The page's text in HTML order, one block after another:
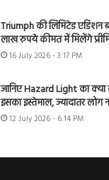
Triumph की लिमिटेड एडिशन
लाख रुपये कीमत में मिलेंगे
16 July 2026 - 3:17 PM
जानिए Hazard Light का
इसका इस्तेमाल, ज्यादातर लोग
12 July 2026 - 6:14 PM